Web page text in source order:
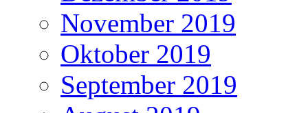
November 2019
Oktober 2019
September 2019